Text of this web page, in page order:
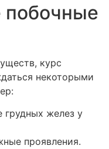
побочные
курс
некоторыми
грудных желез у
проявления.